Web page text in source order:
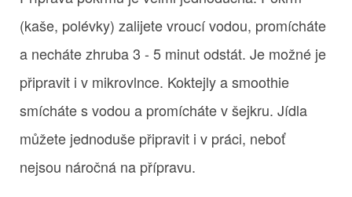
(kaše, polévky) zalijete vroucí vodou, promícháte
a necháte zhruba 3 - 5 minut odstát. Je možné je
připravit i v mikrovlnce. Koktejly a smoothie
smícháte s vodou a promícháte v šejkru. Jídla
můžete jednoduše připravit i v práci, neboť
nejsou náročná na přípravu.